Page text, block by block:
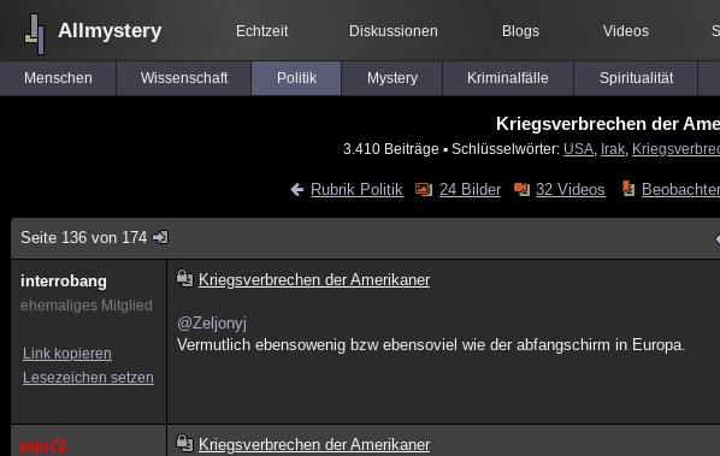
Allmystery Echtzeit Diskussionen Blogs Videos
Menschen Wissenschaft Politik Mystery Kriminalfälle Spiritualität
Kriegsverbrechen der
3.410 Beiträge ▪ Schlüsselwörter: USA Irak
Rubrik Politik 24 Bilder 32 Videos
Seite 136 von 174
interrobang
ehemaliges Mitglied
Link kopieren
Lesezeichen setzen
Kriegsverbrechen der Amerikaner
@Zeljonyj
Vermutlich ebensowenig bzw ebensoviel wie der abfangschirm in Europa.
jojo72 Kriegsverbrechen der Amerikaner